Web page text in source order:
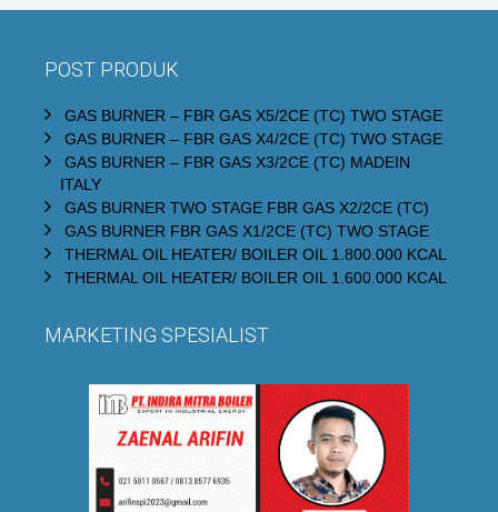
POST PRODUK
GAS BURNER – FBR GAS X5/2CE (TC) TWO STAGE
GAS BURNER – FBR GAS X4/2CE (TC) TWO STAGE
GAS BURNER – FBR GAS X3/2CE (TC) MADEIN
ITALY
GAS BURNER TWO STAGE FBR GAS X2/2CE (TC)
GAS BURNER FBR GAS X1/2CE (TC) TWO STAGE
THERMAL OIL HEATER/ BOILER OIL 1.800.000 KCAL
THERMAL OIL HEATER/ BOILER OIL 1.600.000 KCAL
MARKETING SPESIALIST